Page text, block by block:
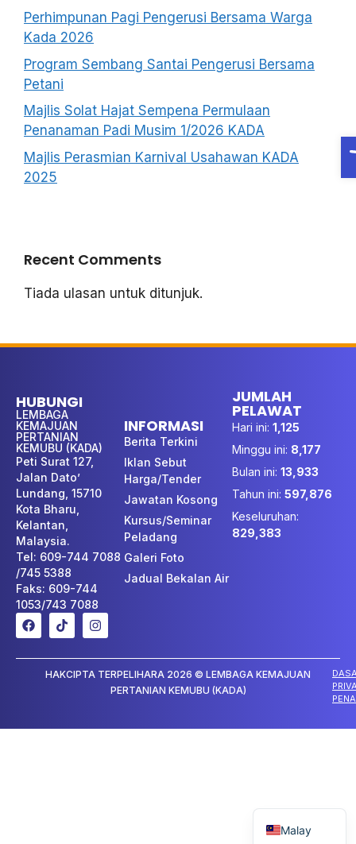
Perhimpunan Pagi Pengerusi Bersama Warga
Kada 2026
Program Sembang Santai Pengerusi Bersama
Petani
Majlis Solat Hajat Sempena Permulaan
Penanaman Padi Musim 1/2026 KADA
Majlis Perasmian Karnival Usahawan KADA
2025
Recent Comments
Tiada ulasan untuk ditunjuk.
HUBUNGI
LEMBAGA
KEMAJUAN
PERTANIAN
KEMUBU (KADA)
Peti Surat 127,
Jalan Dato’
Lundang, 15710
Kota Bharu,
Kelantan,
Malaysia.
Tel: 609-744 7088
/745 5388
Faks: 609-744
1053/743 7088
INFORMASI
Berita Terkini
Iklan Sebut
Harga/Tender
Jawatan Kosong
Kursus/Seminar
Peladang
Galeri Foto
Jadual Bekalan Air
JUMLAH
PELAWAT
Hari ini: 1,125
Minggu ini: 8,177
Bulan ini: 13,933
Tahun ini: 597,876
Keseluruhan:
829,383
HAKCIPTA TERPELIHARA 2026 © LEMBAGA KEMAJUAN
PERTANIAN KEMUBU (KADA)
Malay